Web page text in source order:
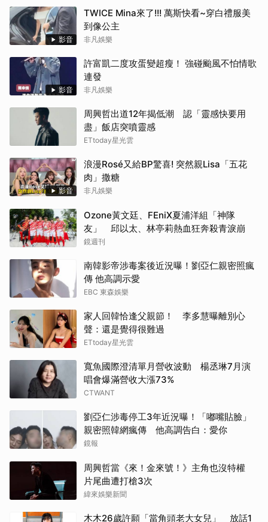
影音
TWICE Mina來了!!! 萬斯快看~穿白禮服美
到像公主
非凡娛樂
影音
許富凱二度攻蛋變超瘦！ 強碰颱風不怕情歌
連發
非凡娛樂
周興哲出道12年揭低潮 認「靈感快要用
盡」飯店突噴靈感
ETtoday星光雲
影音
浪漫Rosé又給BP驚喜! 突然親Lisa「五花
肉」撒糖
非凡娛樂
Ozone黃文廷、FEniX夏浦洋組「神隊
友」 邱以太、林亭莉熱血狂奔殺青淚崩
鏡週刊
南韓影帝涉毒案後近況曝！劉亞仁親密照瘋
傳 他高調示愛
EBC 東森娛樂
家人回韓恰逢父親節！ 李多慧曝離別心
聲：還是覺得很難過
ETtoday星光雲
寬魚國際澄清單月營收波動 楊丞琳7月演
唱會爆滿營收大漲73%
CTWANT
劉亞仁涉毒停工3年近況曝！「嘟嘴貼臉」
親密照韓網瘋傳 他高調告白：愛你
鏡報
周興哲當《來！金來號！》主角也沒特權
片尾曲遭打槍3次
緯來娛樂新聞
木木26歲許願「當角頭老大女兒」 放話1